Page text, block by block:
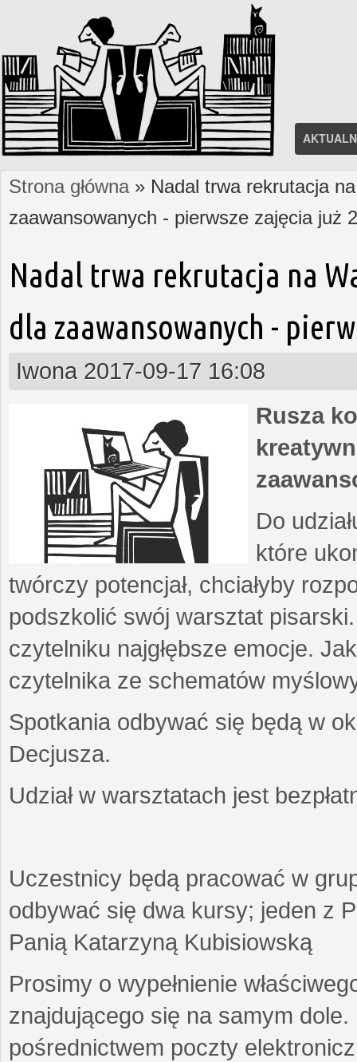
Jesteś tutaj
Strona główna» Nadal trwa rekrutacja
zaawansowanych - pierwsze zajęcia już
Nadal trwa rekrutacja na
dla zaawansowanych -
Iwona 2017-09-17 16:08
Rusza
Do
które
twórczy potencjał, chciałyby
podszkolić swój warsztat
czytelniku najgłębsze emocje.
czytelnika ze schematów
Spotkania odbywać się będą w
Decjusza.
Udział w warsztatach jest
Uczestnicy będą pracować w
odbywać się dwa kursy; jeden z
Panią Katarzyną Kubisiowską
Prosimy o wypełnienie
znajdującego się na samym
pośrednictwem poczty